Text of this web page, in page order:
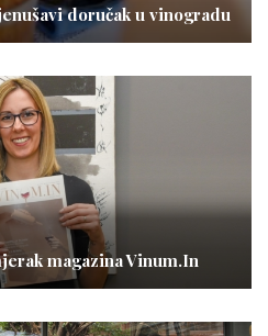
doručak u vinogradu
magazina Vinum.In